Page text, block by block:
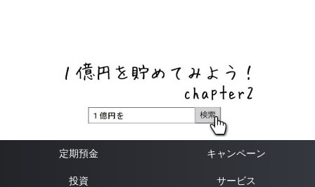
定期預金 キャンペーン
投資 サービス